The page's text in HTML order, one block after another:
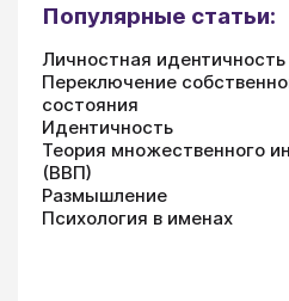
Популярные статьи:
Личностная идентичность
Переключение
состояния
Идентичность
Теория множественного
(ВВП)
Размышление
Психология в именах